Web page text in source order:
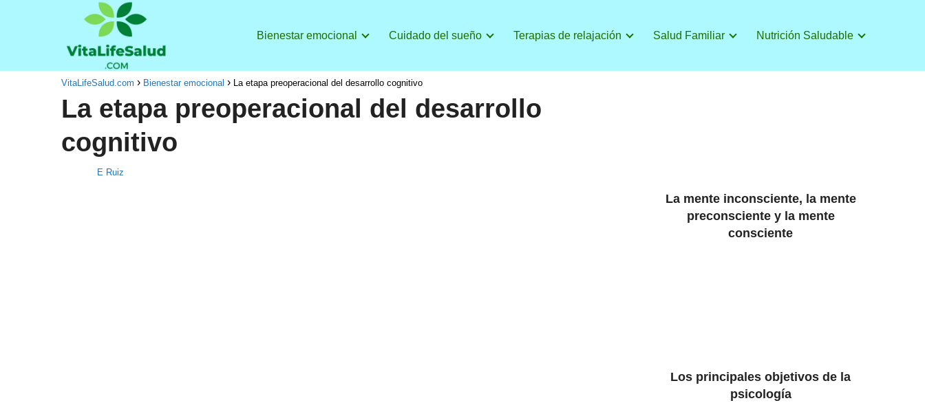
Bienestar emocional Cuidado del sueño Terapias de relajación Salud Familiar Nutrición Saludable
VitaLifeSalud.com Bienestar emocional La etapa preoperacional del desarrollo cognitivo
La etapa preoperacional del desarrollo
cognitivo
E Ruiz
La mente inconsciente, la mente
preconsciente y la mente
consciente
Los principales objetivos de la
psicología